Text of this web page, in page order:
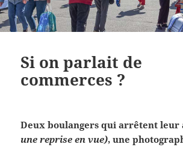
Si on parlait de
commerces ?
Deux boulangers qui arrêtent
une reprise en vue), une